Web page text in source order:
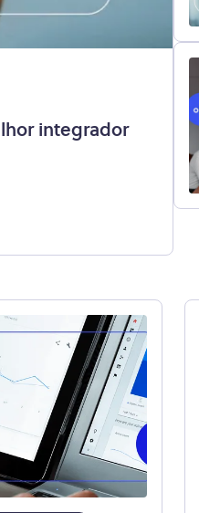
integrador